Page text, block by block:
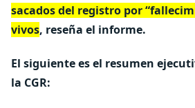
sacados del registro por
vivos, reseña el informe.
El siguiente es el resumen
la CGR: